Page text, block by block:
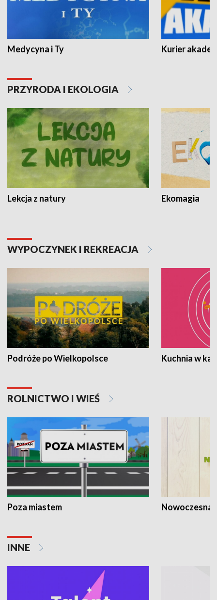
Medycyna i Ty Kurier
PRZYRODA I EKOLOGIA
Lekcja z natury Ekomagia
WYPOCZYNEK I REKREACJA
Podróże po Wielkopolsce Kuchnia w
ROLNICTWO I WIEŚ
Poza miastem Nowoczesna
INNE